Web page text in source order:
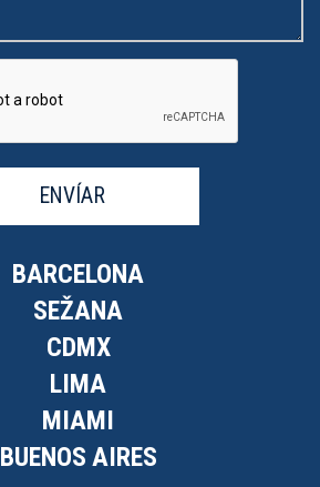
ENVÍAR
BARCELONA
SEŽANA
CDMX
LIMA
MIAMI
BUENOS AIRES